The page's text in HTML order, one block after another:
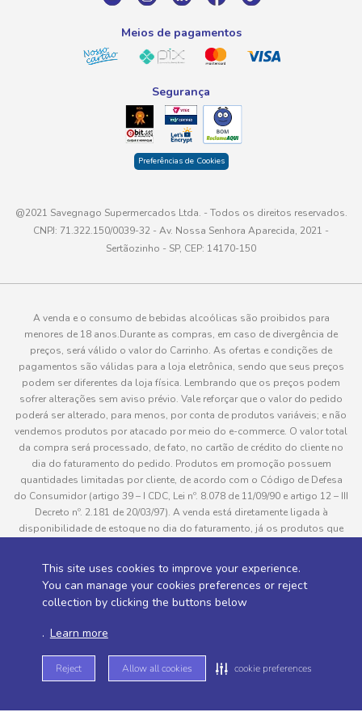
This site uses cookies to improve your experience.
You can manage your cookies preferences or reject
collection by clicking the buttons below
. Learn more
Reject Allow all cookies cookie preferences
atendimento@savegnago.com.br
Meios de pagamentos
Segurança
Preferências de Cookies
@2021 Savegnago Supermercados Ltda. - Todos os direitos reservados.
CNPJ: 71.322.150/0039-32 - Av. Nossa Senhora Aparecida, 2021 -
Sertãozinho - SP, CEP: 14170-150
A venda e o consumo de bebidas alcoólicas são proibidos para
menores de 18 anos.Durante as compras, em caso de divergência de
preços, será válido o valor do Carrinho. As ofertas e condições de
pagamentos são válidas para a loja eletrônica, sendo que seus preços
podem ser diferentes da loja física. Lembrando que os preços podem
sofrer alterações sem aviso prévio. Vale reforçar que o valor do pedido
poderá ser alterado, para menos, por conta de produtos variáveis; e não
vendemos produtos por atacado por meio do e-commerce. O valor total
da compra será processado, de fato, no cartão de crédito do cliente no
dia do faturamento do pedido. Produtos em promoção possuem
quantidades limitadas por cliente, de acordo com o Código de Defesa
do Consumidor (artigo 39 – I CDC, Lei nº. 8.078 de 11/09/90 e artigo 12 – III
Decreto nº. 2.181 de 20/03/97). A venda está diretamente ligada à
disponibilidade de estoque no dia do faturamento, já os produtos que
pedido do cliente, este não será entregue e o valor do item não será
cobrado. As fotos dos produtos no site são ilustrativas, podendo haver
divergência com o produto real e todos os pedidos estão sujeitos à
consultadas em “Política de Entregas”
Desenvolvido por